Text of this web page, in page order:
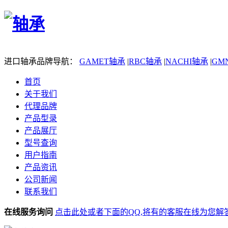
进口轴承品牌导航： GAMET轴承 |RBC轴承 |NACHI轴承 |
首页
关于我们
代理品牌
产品型录
产品展厅
型号查询
用户指南
产品资讯
公司新闻
联系我们
在线服务询问 点击此处或者下面的QQ,将有的客服在线为您解